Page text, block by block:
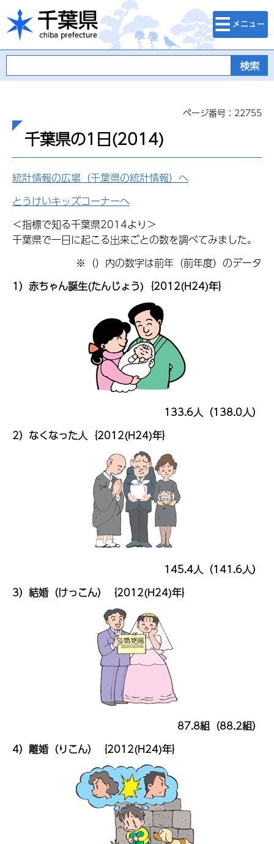
千葉県
検索・メニュ
ー
ページ番号：22755
千葉県の1日(2014)
統計情報の広場（千葉県の統計情報）へ
とうけいキッズコーナーへ
＜指標で知る千葉県2014より＞
千葉県で一日に起こる出来ごとの数を調べてみました。
※（）内の数字は前年（前年度）のデータ
1）赤ちゃん誕生(たんじょう)｛2012(H24)年｝
133.6人（138.0人）
2）なくなった人｛2012(H24)年｝
145.4人（141.6人）
3）結婚（けっこん）｛2012(H24)年｝
87.8組（88.2組）
4）離婚（りこん）｛2012(H24)年｝